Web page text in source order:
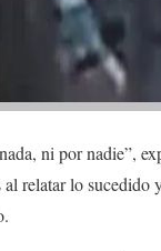
ni por nadie”,
al relatar lo sucedido